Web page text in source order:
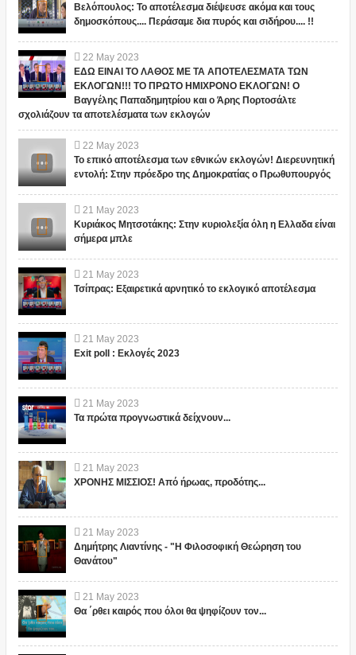
Βελόπουλος: Το αποτέλεσμα διέψευσε ακόμα και τους
δημοσκόπους.... Περάσαμε δια πυρός και σιδήρου.... !!
22 May 2023
ΕΔΩ ΕΙΝΑΙ ΤΟ ΛΑΘΟΣ ΜΕ ΤΑ ΑΠΟΤΕΛΕΣΜΑΤΑ ΤΩΝ
ΕΚΛΟΓΩΝ!!! ΤΟ ΠΡΩΤΟ ΗΜΙΧΡΟΝΟ ΕΚΛΟΓΩΝ! Ο
Βαγγέλης Παπαδημητρίου και ο Άρης Πορτοσάλτε
σχολιάζουν τα αποτελέσματα των εκλογών
22 May 2023
Το επικό αποτέλεσμα των εθνικών εκλογών! Διερευνητική
εντολή: Στην πρόεδρο της Δημοκρατίας ο Πρωθυπουργός
21 May 2023
Κυριάκος Μητσοτάκης: Στην κυριολεξία όλη η Ελλαδα είναι
σήμερα μπλε
21 May 2023
Τσίπρας: Εξαιρετικά αρνητικό το εκλογικό αποτέλεσμα
21 May 2023
Exit poll : Εκλογές 2023
21 May 2023
Τα πρώτα προγνωστικά δείχνουν...
21 May 2023
ΧΡΟΝΗΣ ΜΙΣΣΙΟΣ! Από ήρωας, προδότης...
21 May 2023
Δημήτρης Λιαντίνης - "Η Φιλοσοφική Θεώρηση του
Θανάτου"
21 May 2023
Θα ΄ρθει καιρός που όλοι θα ψηφίζουν τον...